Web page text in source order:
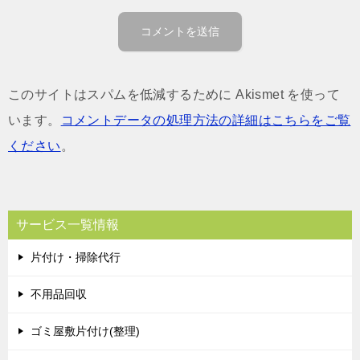
このサイトはスパムを低減するために Akismet を使って
います。
コメントデータの処理方法の詳細はこちらをご覧
ください。
サービス一覧情報
片付け・掃除代行
不用品回収
ゴミ屋敷片付け(整理)